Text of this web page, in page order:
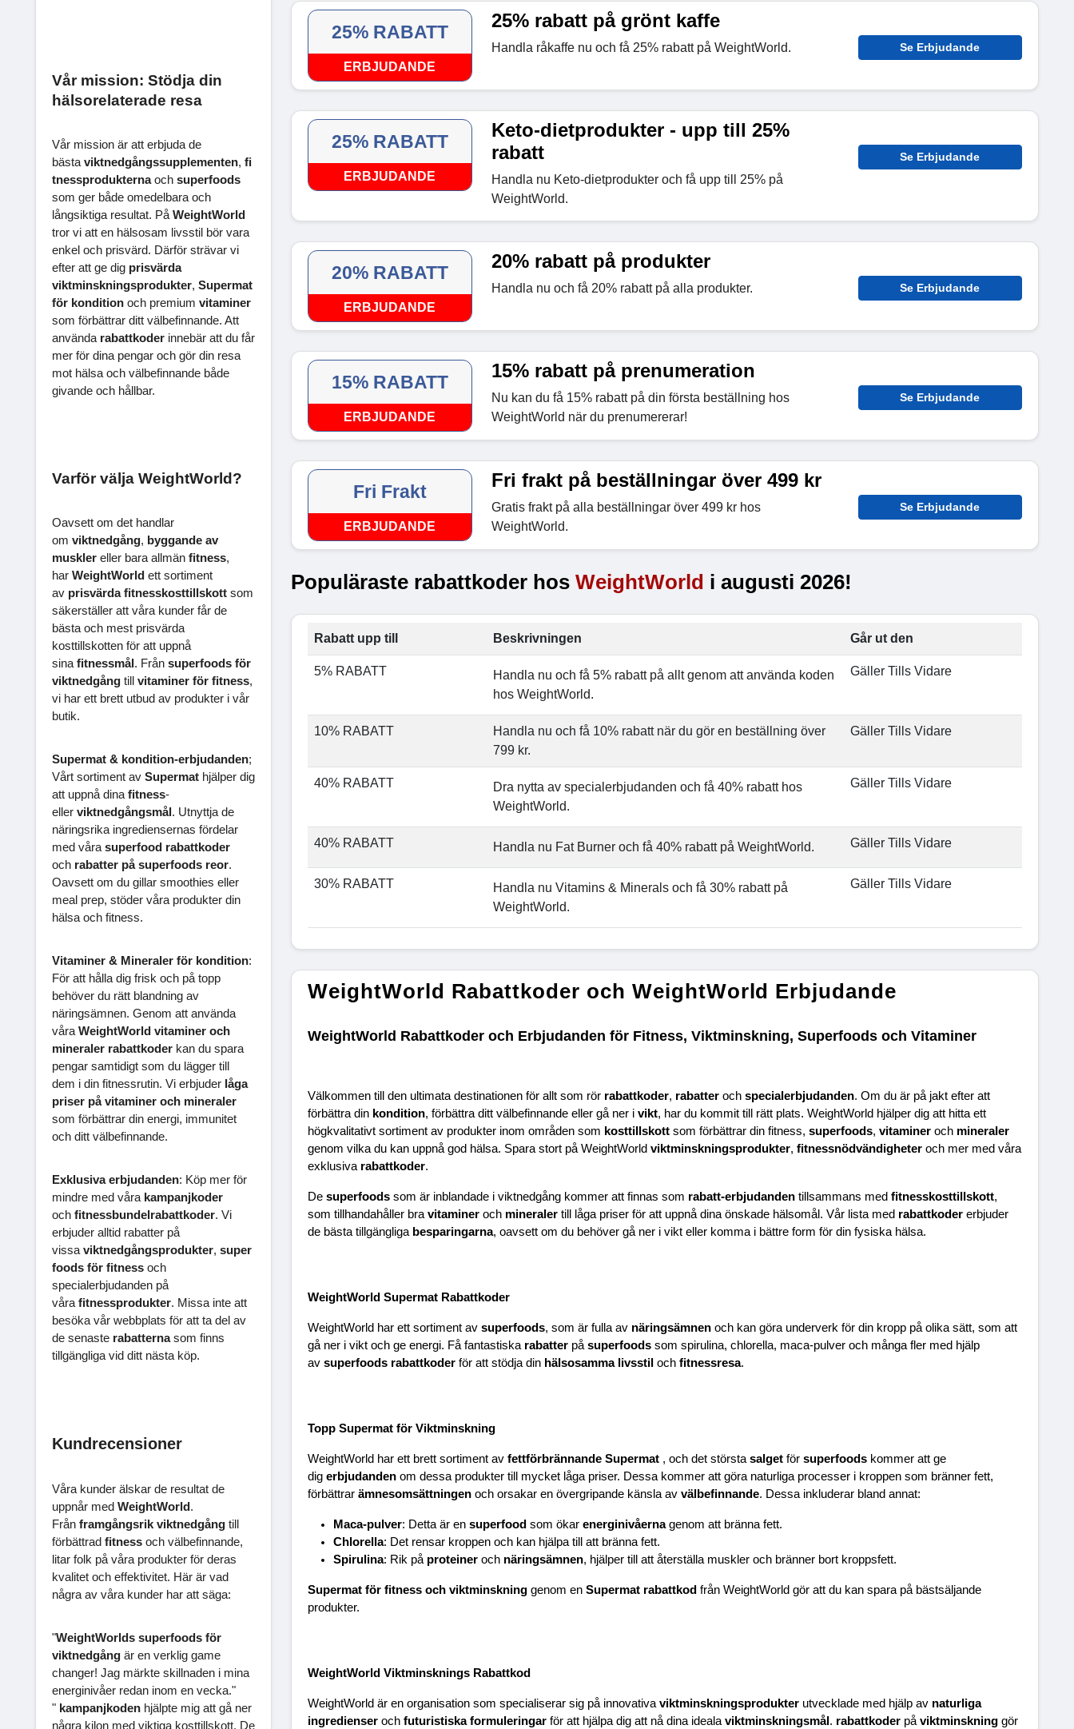
Vår mission: Stödja din
hälsorelaterade resa
Vår mission är att erbjuda de
bästa viktnedgångssupplementen, fi
tnessprodukternaoch superfoods
som ger både omedelbara och
långsiktiga resultat. På WeightWorld
tror vi att en hälsosam livsstil bör vara
enkel och prisvärd. Därför strävar vi
efter att ge dig prisvärda
viktminskningsprodukter, Supermat
för kondition och premium vitaminer
som förbättrar ditt välbefinnande. Att
använda rabattkoder innebär att du får
mer för dina pengar och gör din resa
mot hälsa och välbefinnande både
givande och hållbar.
Varför välja WeightWorld?
Oavsett om det handlar
om viktnedgång, byggande av
muskler eller bara allmän fitness,
har WeightWorld ett sortiment
av prisvärda fitnesskosttillskott som
säkerställer att våra kunder får de
bästa och mest prisvärda
kosttillskotten för att uppnå
sina fitnessmål . Från superfoods för
viktnedgång till vitaminer för fitness,
vi har ett brett utbud av produkter i vår
butik.
Supermat & kondition-erbjudanden;
Vårt sortiment av Supermat hjälper dig
att uppnå dina fitness-
eller viktnedgångsmål . Utnyttja de
näringsrika ingrediensernas fördelar
med våra superfood rabattkoder
och rabatter på superfoods reor.
Oavsett om du gillar smoothies eller
meal prep, stöder våra produkter din
hälsa och fitness.
Vitaminer & Mineraler för kondition:
För att hålla dig frisk och på topp
behöver du rätt blandning av
näringsämnen. Genom att använda
våra WeightWorld vitaminer och
mineraler rabattkoder kan du spara
pengar samtidigt som du lägger till
dem i din fitnessrutin. Vi erbjuder låga
priser på vitaminer och mineraler
som förbättrar din energi, immunitet
och ditt välbefinnande.
Exklusiva erbjudanden: Köp mer för
mindre med våra kampanjkoder
och fitnessbundelrabattkoder. Vi
erbjuder alltid rabatter på
vissa viktnedgångsprodukter, super
foods för fitness och
specialerbjudanden på
våra fitnessprodukter. Missa inte att
besöka vår webbplats för att ta del av
de senaste rabatternasom finns
tillgängliga vid ditt nästa köp.
Kundrecensioner
Våra kunder älskar de resultat de
uppnår med WeightWorld .
Från framgångsrik viktnedgång till
förbättrad fitness och välbefinnande,
litar folk på våra produkter för deras
kvalitet och effektivitet. Här är vad
några av våra kunder har att säga:
"WeightWorlds superfoods för
viktnedgång är en verklig game
changer! Jag märkte skillnaden i mina
energinivåer redan inom en vecka."
" kampanjkoden hjälpte mig att gå ner
några kilon med viktiga kosttillskott. De
25% RABATT
ERBJUDANDE
25% rabatt på grönt kaffe
Handla råkaffe nu och få 25% rabatt på WeightWorld. Se Erbjudande
25% RABATT
ERBJUDANDE
Keto-dietprodukter - upp till 25%
rabatt
Handla nu Keto-dietprodukter och få upp till 25% på
WeightWorld.
Se Erbjudande
20% RABATT
ERBJUDANDE
20% rabatt på produkter
Handla nu och få 20% rabatt på alla produkter. Se Erbjudande
15% RABATT
ERBJUDANDE
15% rabatt på prenumeration
Nu kan du få 15% rabatt på din första beställning hos
WeightWorld när du prenumererar!
Se Erbjudande
Fri Frakt
ERBJUDANDE
Fri frakt på beställningar över 499 kr
Gratis frakt på alla beställningar över 499 kr hos
WeightWorld.
Se Erbjudande
Populäraste rabattkoder hos WeightWorld i augusti 2026!
Rabatt upp till Beskrivningen Går ut den
5% RABATT
Handla nu och få 5% rabatt på allt genom att använda koden
hos WeightWorld.
Gäller Tills Vidare
10% RABATT
Handla nu och få 10% rabatt när du gör en beställning över
799 kr.
Gäller Tills Vidare
40% RABATT
Dra nytta av specialerbjudanden och få 40% rabatt hos
WeightWorld.
Gäller Tills Vidare
40% RABATT Handla nu Fat Burner och få 40% rabatt på WeightWorld. Gäller Tills Vidare
30% RABATT
Handla nu Vitamins & Minerals och få 30% rabatt på
WeightWorld.
Gäller Tills Vidare
WeightWorld Rabattkoder och WeightWorld Erbjudande
WeightWorld Rabattkoder och Erbjudanden för Fitness, Viktminskning, Superfoods och Vitaminer
Välkommen till den ultimata destinationen för allt som rör rabattkoder, rabatter och specialerbjudanden. Om du är på jakt efter att
förbättra din kondition, förbättra ditt välbefinnande eller gå ner i vikt, har du kommit till rätt plats. WeightWorld hjälper dig att hitta ett
högkvalitativt sortiment av produkter inom områden som kosttillskott som förbättrar din fitness, superfoods, vitaminer och mineraler
genom vilka du kan uppnå god hälsa. Spara stort på WeightWorld viktminskningsprodukter, fitnessnödvändigheter och mer med våra
exklusiva rabattkoder.
De superfoods som är inblandade i viktnedgång kommer att finnas som rabatt-erbjudanden tillsammans med fitnesskosttillskott,
som tillhandahåller bra vitaminer och mineraler till låga priser för att uppnå dina önskade hälsomål. Vår lista med rabattkoder erbjuder
de bästa tillgängliga besparingarna, oavsett om du behöver gå ner i vikt eller komma i bättre form för din fysiska hälsa.
WeightWorld Supermat Rabattkoder
WeightWorld har ett sortiment av superfoods, som är fulla av näringsämnen och kan göra underverk för din kropp på olika sätt, som att
gå ner i vikt och ge energi. Få fantastiska rabatter på superfoods som spirulina, chlorella, maca-pulver och många fler med hjälp
av superfoods rabattkoder för att stödja din hälsosamma livsstil och fitnessresa.
Topp Supermat för Viktminskning
WeightWorld har ett brett sortiment av fettförbrännande Supermat , och det största salget för superfoods kommer att ge
dig erbjudanden om dessa produkter till mycket låga priser. Dessa kommer att göra naturliga processer i kroppen som bränner fett,
förbättrar ämnesomsättningen och orsakar en övergripande känsla av välbefinnande. Dessa inkluderar bland annat:
Maca-pulver: Detta är en superfood som ökar energinivåerna genom att bränna fett.
Chlorella: Det rensar kroppen och kan hjälpa till att bränna fett.
Spirulina: Rik på proteiner och näringsämnen, hjälper till att återställa muskler och bränner bort kroppsfett.
Supermat för fitness och viktminskning genom en Supermat rabattkod från WeightWorld gör att du kan spara på bästsäljande
produkter.
WeightWorld Viktminsknings Rabattkod
WeightWorld är en organisation som specialiserar sig på innovativa viktminskningsprodukter utvecklade med hjälp av naturliga
ingredienser och futuristiska formuleringar för att hjälpa dig att nå dina ideala viktminskningsmål . rabattkoder på viktminskning gör